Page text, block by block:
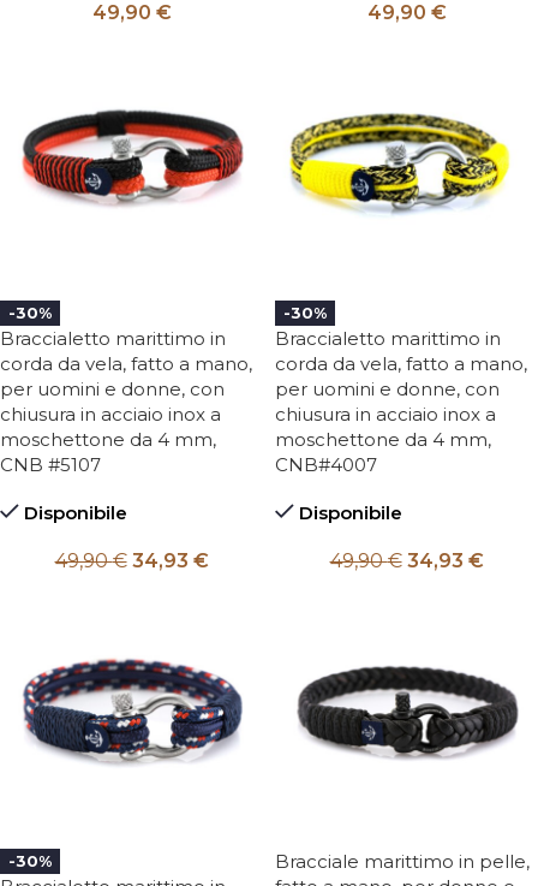
49,90 € 49,90 €
-30%
Braccialetto marittimo in
corda da vela, fatto a mano,
per uomini e donne, con
chiusura in acciaio inox a
moschettone da 4 mm,
CNB #5107
Disponibile
49,90€ 34,93 €
-30%
Braccialetto marittimo in
corda da vela, fatto a mano,
per uomini e donne, con
chiusura in acciaio inox a
moschettone da 4 mm,
CNB#4007
Disponibile
49,90€ 34,93 €
-30%
Bracciale marittimo in pelle,